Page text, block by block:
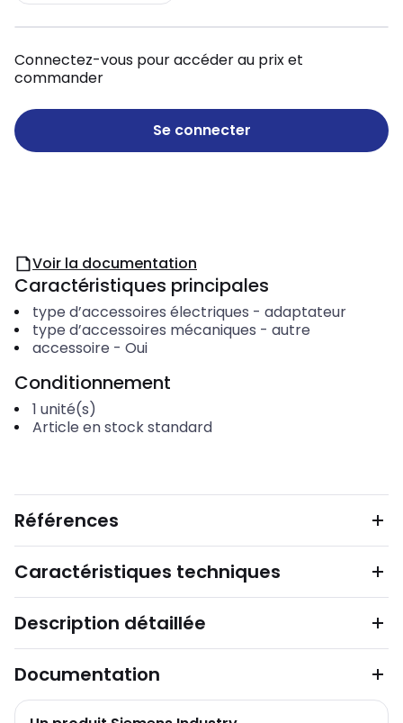
Connectez-vous pour accéder au prix et
commander
Se connecter
Voir la documentation
Caractéristiques principales
type d’accessoires électriques - adaptateur
type d’accessoires mécaniques - autre
accessoire - Oui
Conditionnement
1 unité(s)
Article en stock standard
Références
Caractéristiques techniques
Description détaillée
Documentation